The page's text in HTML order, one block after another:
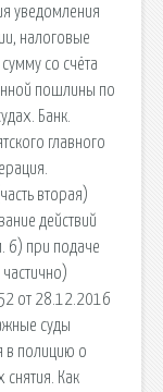
уведомления
налоговые
со счёта
пошлины по
Банк.
главного
вторая)
действий
6) при подаче
от 28.12.2016
суды
в полицию о
снятия. Как